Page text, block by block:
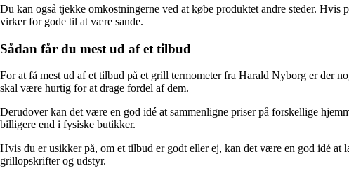
Du kan også tjekke omkostningerne ved at købe produktet andre steder.
virker for gode til at være sande.
Sådan får du mest ud af et tilbud
For at få mest ud af et tilbud på et grill termometer fra Harald Nyborg er der
skal være hurtig for at drage fordel af dem.
Derudover kan det være en god idé at sammenligne priser på forskellige
billigere end i fysiske butikker.
Hvis du er usikker på, om et tilbud er godt eller ej, kan det være en god idé at
grillopskrifter og udstyr.